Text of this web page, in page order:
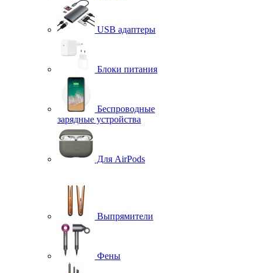
USB адаптеры
Блоки питания
Беспроводные
зарядные устройства
Для AirPods
Выпрямители
Фены